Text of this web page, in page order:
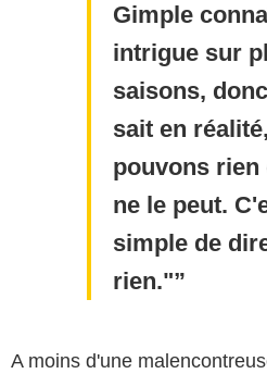
Gimple
intrigue sur
saisons,
sait en
pouvons rien
ne le peut.
simple de
rien."
A moins d'une